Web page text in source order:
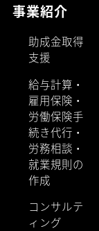
事業紹介
助成金取得
支援
給与計算・
雇用保険・
労働保険手
続き代行・
労務相談・
就業規則の
作成
コンサルテ
ィング